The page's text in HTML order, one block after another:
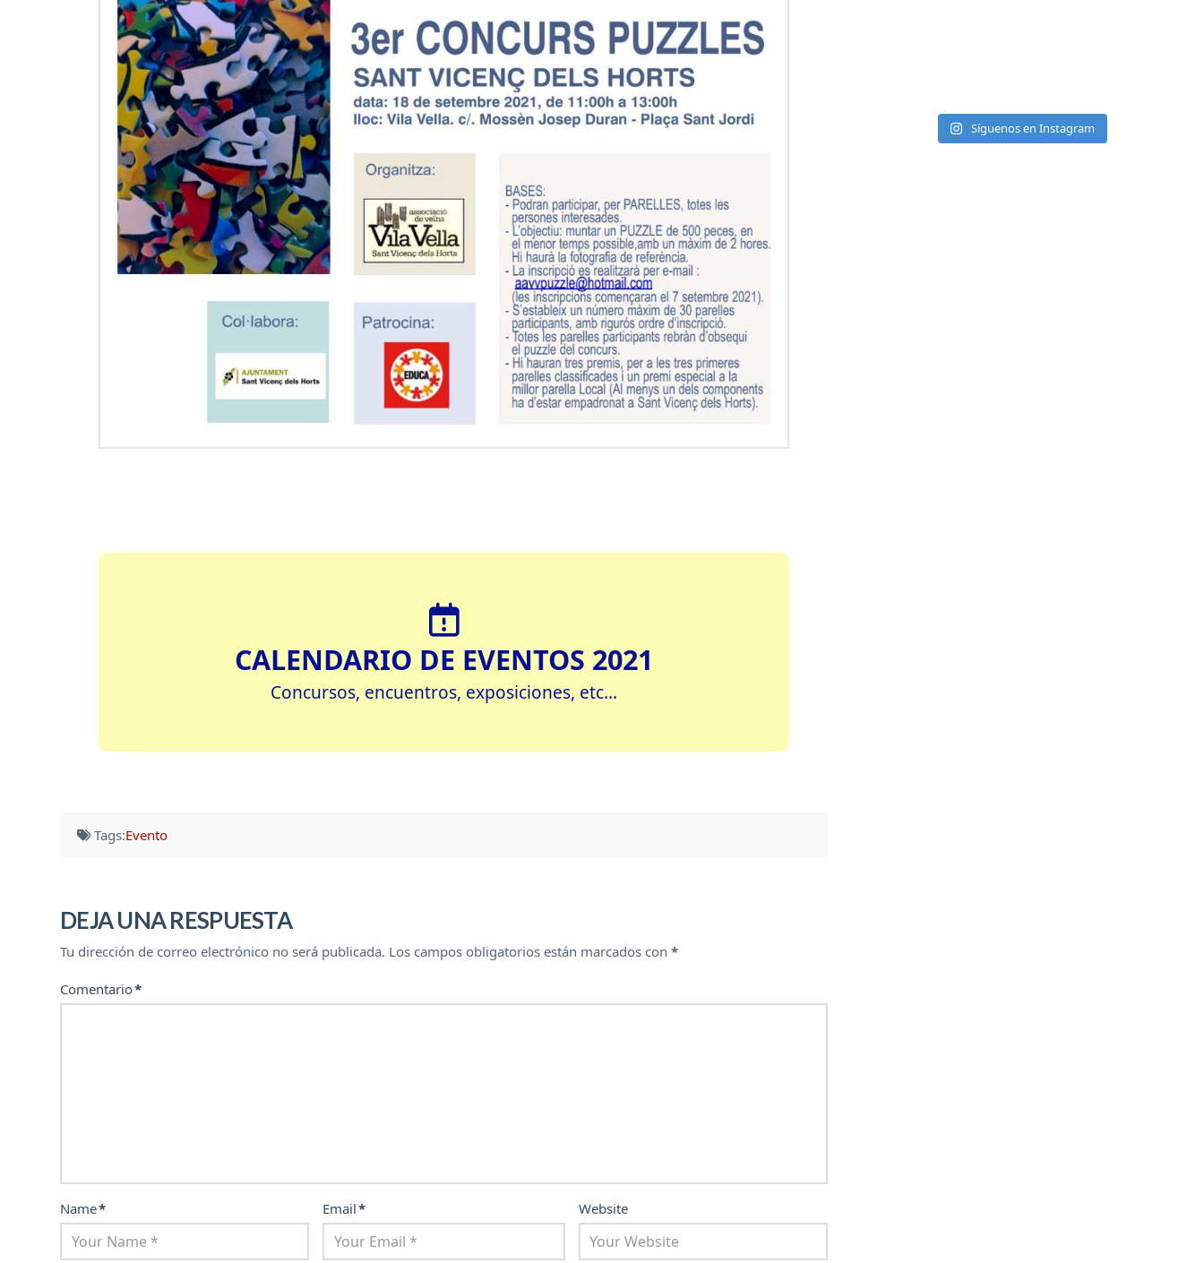
CALENDARIO DE EVENTOS 2021
Concursos, encuentros, exposiciones, etc...
Tags:Evento
DEJA UNA RESPUESTA
Tu dirección de correo electrónico no será publicada. Los campos obligatorios están marcados con*
Comentario*
Name* Email* Website
Síguenos en Instagram